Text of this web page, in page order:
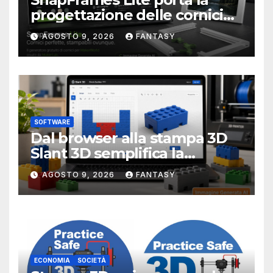
progettazione delle cornici
personalizzate direttamente
nel browser
AGOSTO 9, 2026 FANTASY
SOFTWARE
Dal browser alla stampa 3D
Slant 3D semplifica la
creazione di mattoncini
compatibili LEGO
AGOSTO 9, 2026 FANTASY
ECONOMIA SOCIETÀ